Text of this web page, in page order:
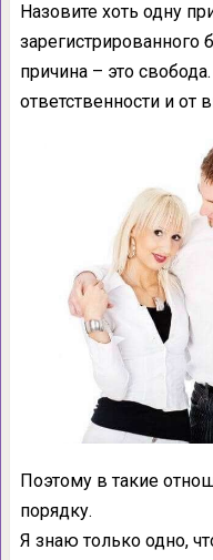
Назовите хоть одну
зарегистрированного
причина – это
ответственности и от
Поэтому в такие
порядку.
Я знаю только одно,